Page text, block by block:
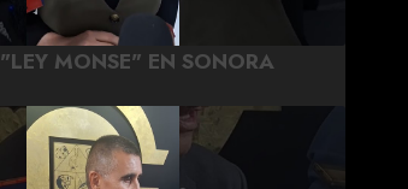
MONSE" EN SONORA